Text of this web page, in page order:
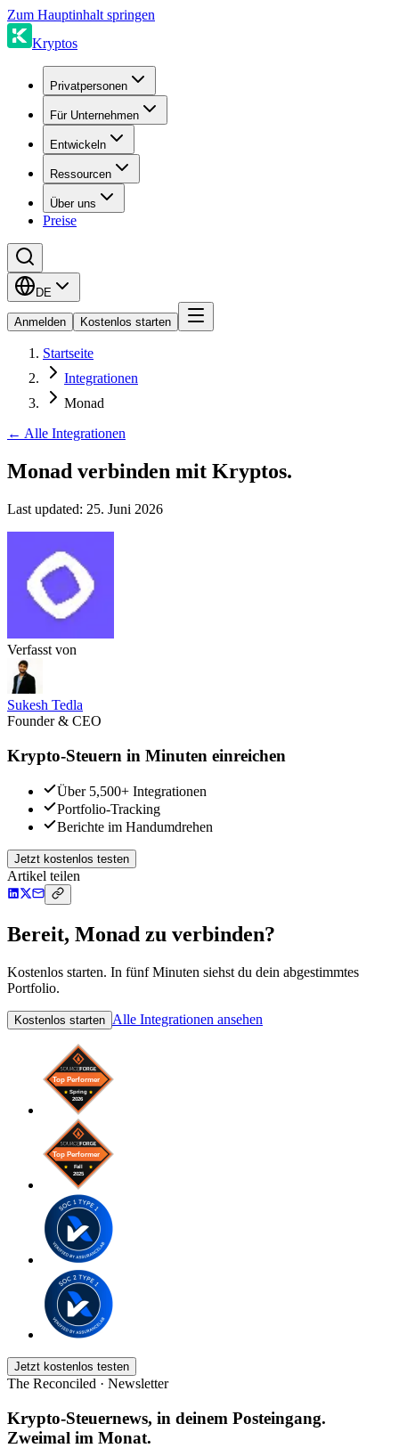
Zum Hauptinhalt springen
Kryptos
Privatpersonen
Für Unternehmen
Entwickeln
Ressourcen
Über uns
Preise
DE
Anmelden Kostenlos starten
Startseite
Integrationen
Monad
← Alle Integrationen
Monad verbinden mit Kryptos.
Last updated: 25. Juni 2026
Verfasst von
Sukesh Tedla
Founder & CEO
Krypto-Steuern in Minuten einreichen
Über 5,500+ Integrationen
Portfolio-Tracking
Berichte im Handumdrehen
Jetzt kostenlos testen
Artikel teilen
Bereit, Monad zu verbinden?
Kostenlos starten. In fünf Minuten siehst du dein abgestimmtes
Portfolio.
Kostenlos starten Alle Integrationen ansehen
Jetzt kostenlos testen
The Reconciled · Newsletter
Krypto-Steuernews, in deinem Posteingang.
Zweimal im Monat.